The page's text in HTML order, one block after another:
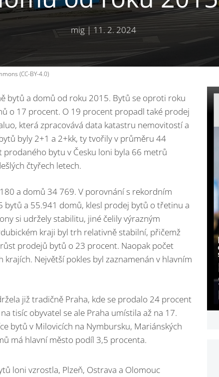
mig| 11. 2. 2024
(CC-BY-4.0)
bytů a domů od roku 2015. Bytů se oproti roku
o 17 procent. O 19 procent propadl také prodej
která zpracovává data katastru nemovitostí a
byly 2+1 a 2+kk, ty tvořily v průměru 44
bytu v Česku loni byla 66 metrů
čtyřech letech.
a domů 34 769. V porovnání s rekordním
a 55.941 domů, klesl prodej bytů o třetinu a
si udržely stabilitu, jiné čelily výrazným
kraji byl trh relativně stabilní, přičemž
prodejů bytů o 23 procent. Naopak počet
Největší pokles byl zaznamenán v hlavním
již tradičně Praha, kde se prodalo 24 procent
tisíc obyvatel se ale Praha umístila až na 17.
bytů v Milovicích na Nymbursku, Mariánských
má hlavní město podíl 3,5 procenta.
loni vzrostla, Plzeň, Ostrava a Olomouc